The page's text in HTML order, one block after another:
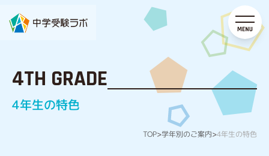
4TH GRADE
4年生の特色
TOP>学年別のご案内>4年生の特色